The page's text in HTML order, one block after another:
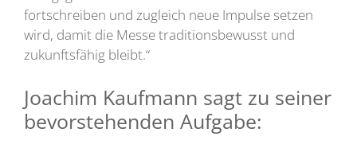
fortschreiben und zugleich neue Impulse setzen
wird, damit die Messe traditionsbewusst und
zukunftsfähig bleibt.“
Joachim Kaufmann sagt zu seiner
bevorstehenden Aufgabe: